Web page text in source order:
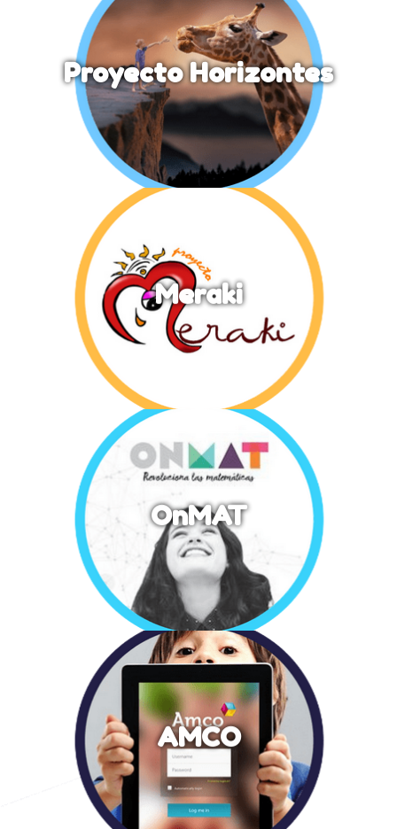
Proyecto Horizontes
Meraki
OnMAT
AMCO